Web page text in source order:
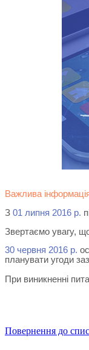
Важлива
З 01 липня 2016 р.
Звертаємо увагу,
30 червня 2016 р.
планувати угоди
При виникненні
Повернення до